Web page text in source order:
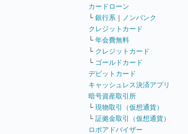
カードローン
└ 銀行系 ｜
ノンバンク
クレジットカード
└ 年会費無料
└ クレジットカード
└ ゴールドカード
デビットカード
キャッシュレス決済アプリ
暗号資産取引所
└ 現物取引（仮想通貨）
└ 証拠金取引（仮想通貨）
ロボアドバイザー